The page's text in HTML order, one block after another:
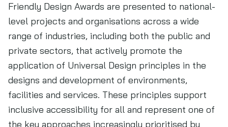
Friendly Design Awards are presented to national-
level projects and organisations across a wide
range of industries, including both the public and
private sectors, that actively promote the
application of Universal Design principles in the
designs and development of environments,
facilities and services. These principles support
inclusive accessibility for all and represent one of
the key approaches increasingly prioritised by